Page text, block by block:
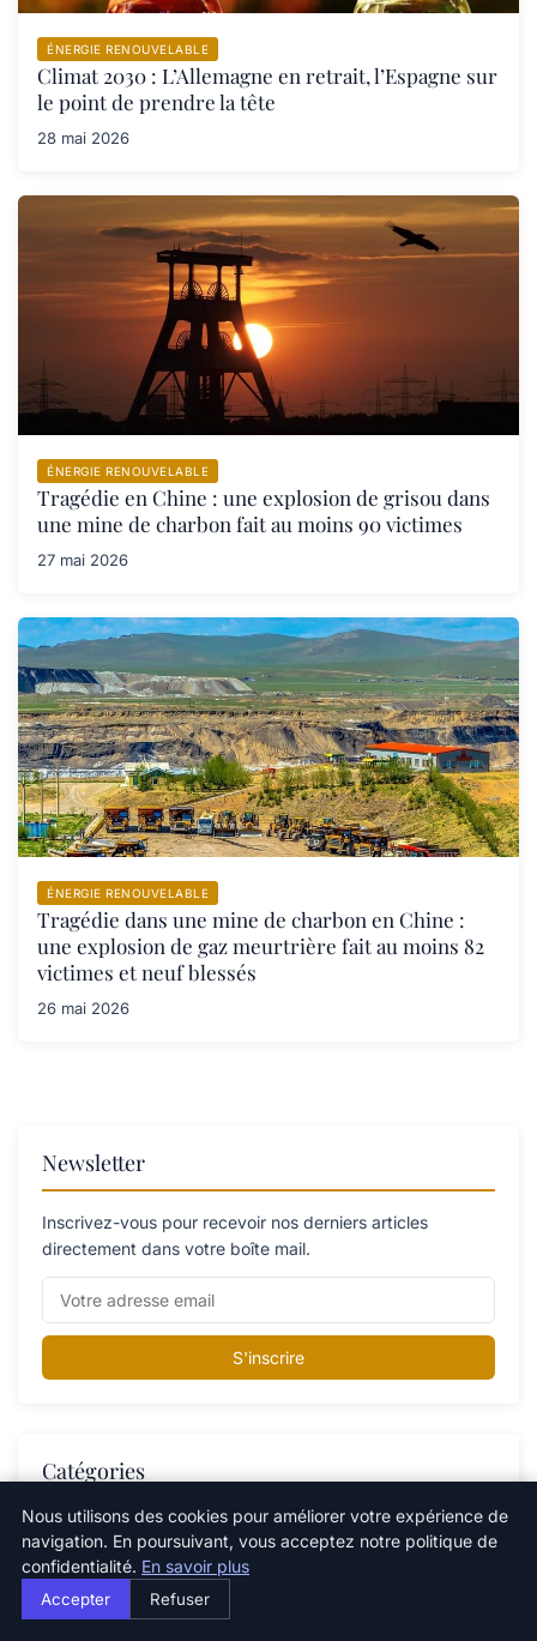
ÉNERGIE RENOUVELABLE
Climat 2030 : L’Allemagne en retrait, l’Espagne sur
le point de prendre la tête
28 mai 2026
ÉNERGIE RENOUVELABLE
Tragédie en Chine : une explosion de grisou dans
une mine de charbon fait au moins 90 victimes
27 mai 2026
ÉNERGIE RENOUVELABLE
Tragédie dans une mine de charbon en Chine :
une explosion de gaz meurtrière fait au moins 82
victimes et neuf blessés
26 mai 2026
Newsletter
Inscrivez-vous pour recevoir nos derniers articles
directement dans votre boîte mail.
S'inscrire
Catégories
Catégorie
Changements climatiques
Nous utilisons des cookies pour améliorer votre expérience de
navigation. En poursuivant, vous acceptez notre politique de
confidentialité. En savoir plus
Accepter Refuser